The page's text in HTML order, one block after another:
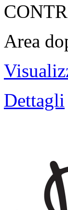
Area
Dettagli